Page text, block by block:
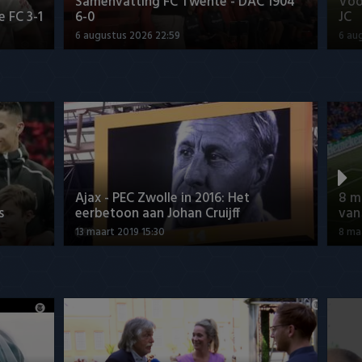
3-1 6-0
6 augustus 2026 22:59
JC
6
Ajax - PEC Zwolle in 2016: Het
eerbetoon aan Johan Cruijff
13 maart 2019 15:30
8
8